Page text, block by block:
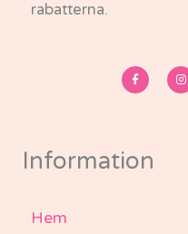
rabatterna.
a
c
e
f
n
s
t
Information
Hem